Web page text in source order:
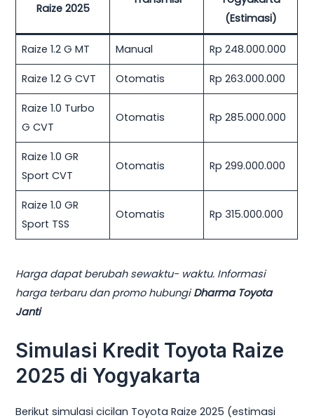
Raize 2025
(Estimasi)
Raize 1.2 G MT Manual Rp 248.000.000
Raize 1.2 G CVT Otomatis Rp 263.000.000
Raize 1.0 Turbo
G CVT
Otomatis Rp 285.000.000
Raize 1.0 GR
Sport CVT
Otomatis Rp 299.000.000
Raize 1.0 GR
Sport TSS
Otomatis Rp 315.000.000
Harga dapat berubah sewaktu- waktu. Informasi
harga terbaru dan promo hubungiDharma Toyota
Janti
Simulasi Kredit Toyota Raize
2025 di Yogyakarta
Berikut simulasi cicilan Toyota Raize 2025 (estimasi